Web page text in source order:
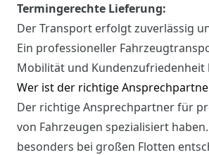
Termingerechte Lieferung:
Der Transport erfolgt zuverlässig
Ein professioneller
Mobilität und Kundenzufriedenheit
Wer ist der richtige
Der richtige Ansprechpartner für
von Fahrzeugen spezialisiert
besonders bei großen Flotten